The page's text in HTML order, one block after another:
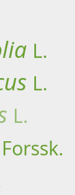
L.
L.
L.
Forssk.